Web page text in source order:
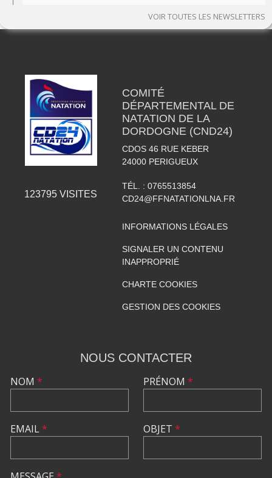
VOIR TOUTES LES NEWSLETTERS
123795 VISITES
COMITÉ
DÉPARTEMENTAL DE
NATATION DE LA
DORDOGNE (CND24)
CDOS 46 RUE KEBER
24000 PERIGUEUX
TÉL. : 0765513854
CD24@FFNATATIONLNA.FR
INFORMATIONS LÉGALES
SIGNALER UN CONTENU
INAPPROPRIÉ
CHARTE COOKIES
GESTION DES COOKIES
NOUS CONTACTER
NOM *
EMAIL*
PRÉNOM *
OBJET *